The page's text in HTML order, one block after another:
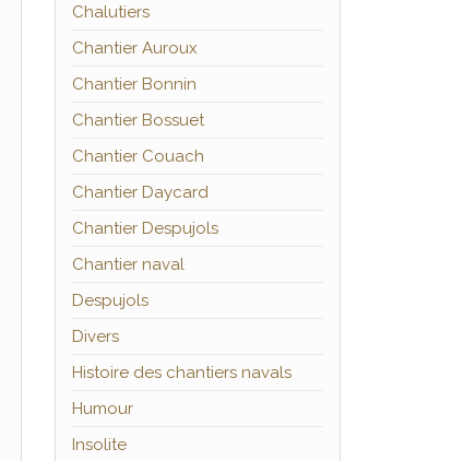
Chalutiers
Chantier Auroux
Chantier Bonnin
Chantier Bossuet
Chantier Couach
Chantier Daycard
Chantier Despujols
Chantier naval
Despujols
Divers
Histoire des chantiers navals
Humour
Insolite